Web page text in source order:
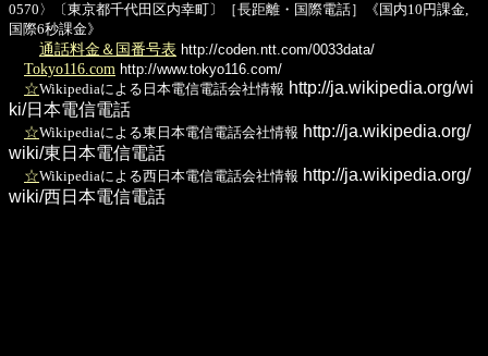
0570〉〔東京都千代田区内幸町〕［長距離・国際電話］《国内10円課金,
国際6秒課金》
通話料金＆国番号表 http://coden.ntt.com/0033data/
Tokyo116.com http://www.tokyo116.com/
☆Wikipediaによる日本電信電話会社情報 http://ja.wikipedia.org/wi
ki/日本電信電話
☆Wikipediaによる東日本電信電話会社情報 http://ja.wikipedia.org/
wiki/東日本電信電話
☆Wikipediaによる西日本電信電話会社情報 http://ja.wikipedia.org/
wiki/西日本電信電話